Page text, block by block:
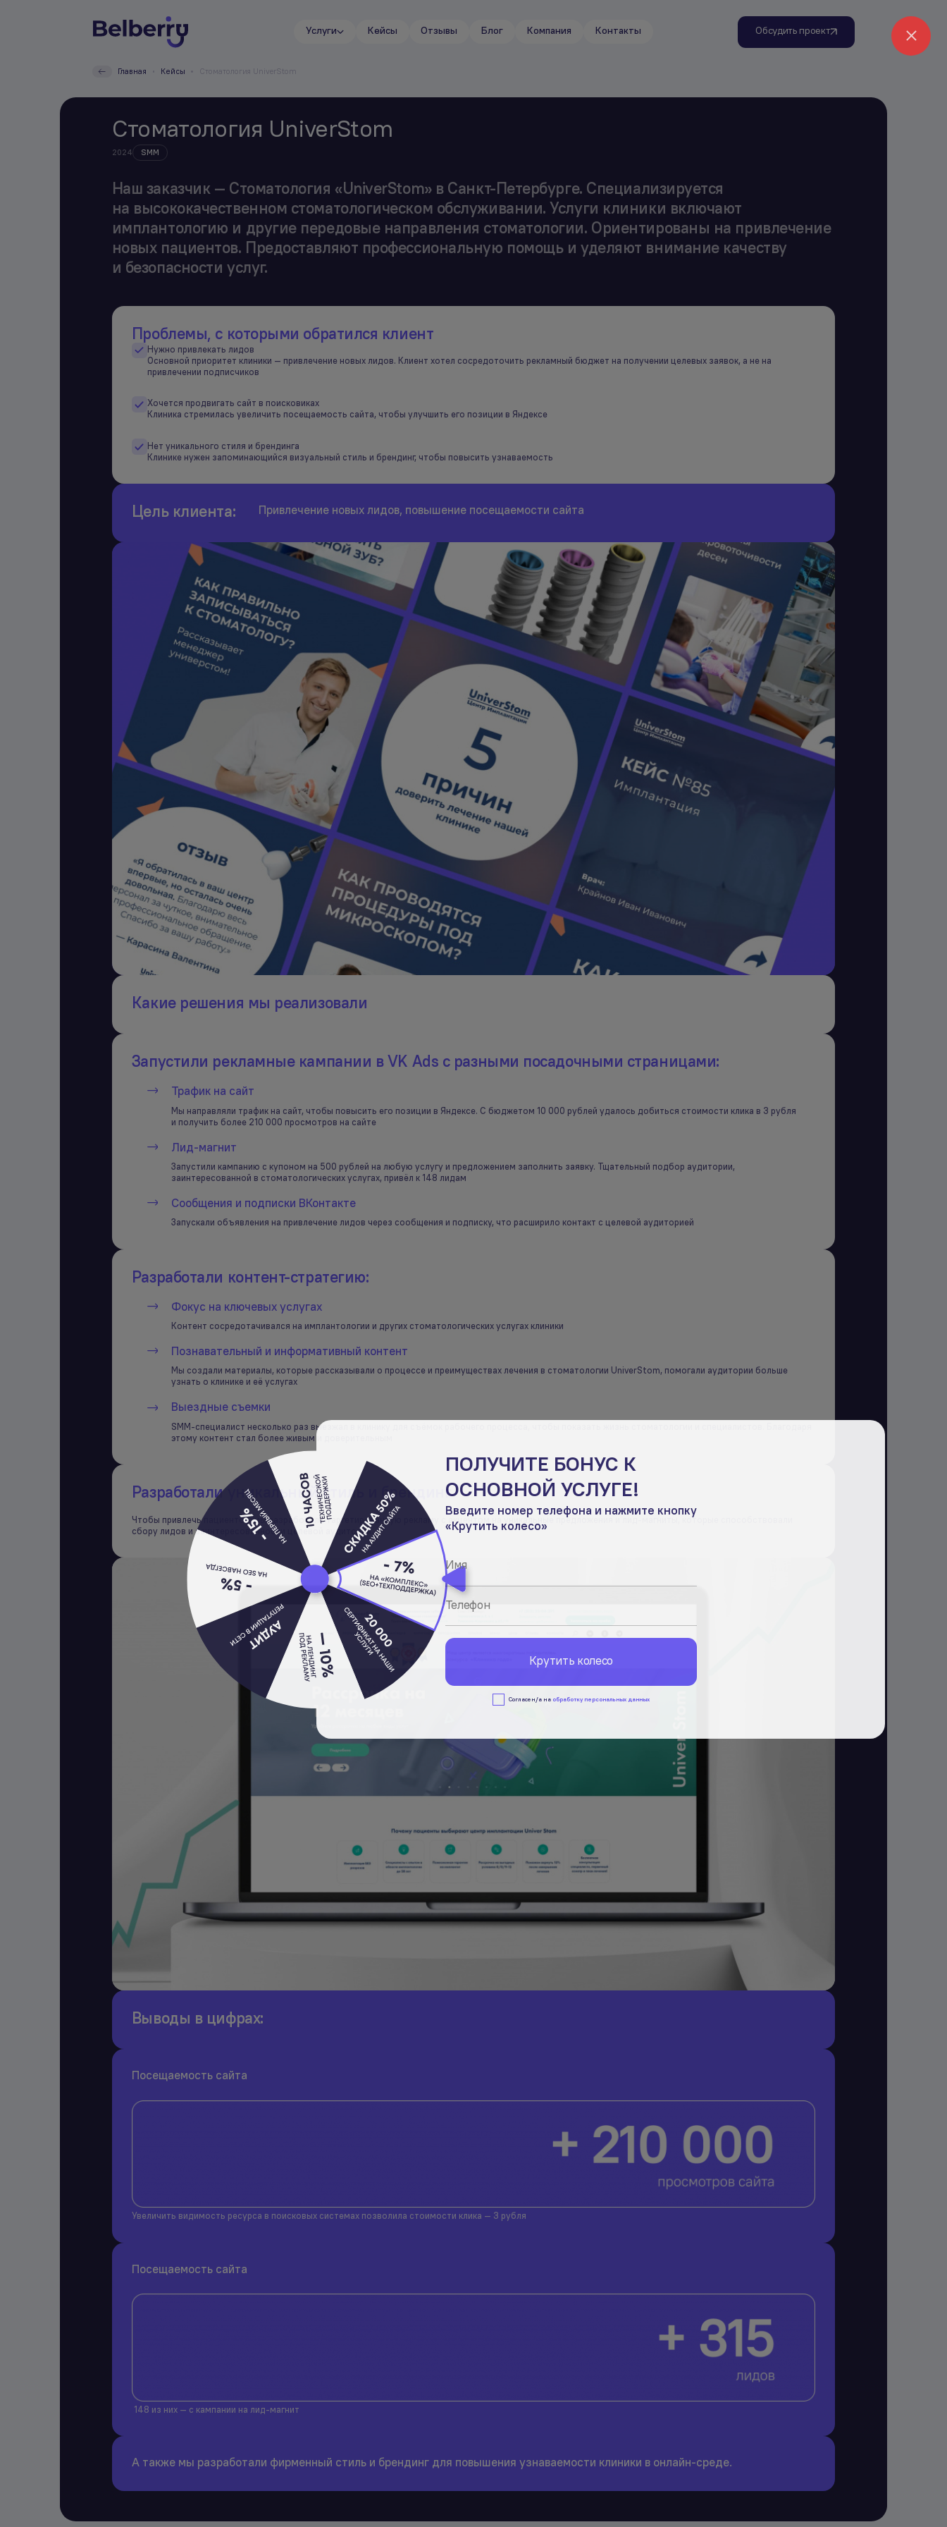
Главная Кейсы Стоматология UniverStom
Стоматология UniverStom
2024 SMM
Наш заказчик — Стоматология «UniverStom» в Санкт-Петербурге. Специализируется
на высококачественном стоматологическом обслуживании. Услуги клиники включают
имплантологию и другие передовые направления стоматологии. Ориентированы на привлечение
новых пациентов. Предоставляют профессиональную помощь и уделяют внимание качеству
и безопасности услуг.
Проблемы, с которыми обратился клиент
Нужно привлекать лидов
Основной приоритет клиники — привлечение новых лидов. Клиент хотел сосредоточить рекламный бюджет на получении целевых заявок, а не на
привлечении подписчиков
Хочется продвигать сайт в поисковиках
Клиника стремилась увеличить посещаемость сайта, чтобы улучшить его позиции в Яндексе
Нет уникального стиля и брендинга
Клинике нужен запоминающийся визуальный стиль и брендинг, чтобы повысить узнаваемость
Цель клиента: Привлечение новых лидов, повышение посещаемости сайта
Какие решения мы реализовали
Запустили рекламные кампании в VK Ads с разными посадочными страницами:
Трафик на сайт
Мы направляли трафик на сайт, чтобы повысить его позиции в Яндексе. С бюджетом 10 000 рублей удалось добиться стоимости клика в 3 рубля
и получить более 210 000 просмотров на сайте
Лид-магнит
Запустили кампанию с купоном на 500 рублей на любую услугу и предложением заполнить заявку. Тщательный подбор аудитории,
заинтересованной в стоматологических услугах, привёл к 148 лидам
Сообщения и подписки ВКонтакте
Запускали объявления на привлечение лидов через сообщения и подписку, что расширило контакт с целевой аудиторией
Разработали контент-стратегию:
Фокус на ключевых услугах
Контент сосредотачивался на имплантологии и других стоматологических услугах клиники
Познавательный и информативный контент
Мы создали материалы, которые рассказывали о процессе и преимуществах лечения в стоматологии UniverStom, помогали аудитории больше
узнать о клинике и её услугах
Выездные съемки
SMM-специалист несколько раз выезжал в клинику для съёмок рабочего процесса, чтобы показать жизнь стоматологии и специалистов. Благодаря
этому контент стал более живым и доверительным
Разработали уникальный стиль и брендинг
Чтобы привлечь пациентов, мы разработали таргетированную рекламу с акцентом на уникальные предложения и лид-магниты, которые способствовали
сбору лидов и заинтересованности целевой аудитории.
Выводы в цифрах:
Посещаемость сайта
Увеличить видимость ресурса в поисковых системах позволила стоимости клика — 3 рубля
Посещаемость сайта
148 из них — с кампании на лид-магнит
А также мы разработали фирменный стиль и брендинг для повышения узнаваемости клиники в онлайн-среде.
ПОЛУЧИТЕ БОНУС К
ОСНОВНОЙ УСЛУГЕ!
Введите номер телефона и нажмите кнопку
«Крутить колесо»
Крутить колесо
Cогласен/а на обработку персональных данных